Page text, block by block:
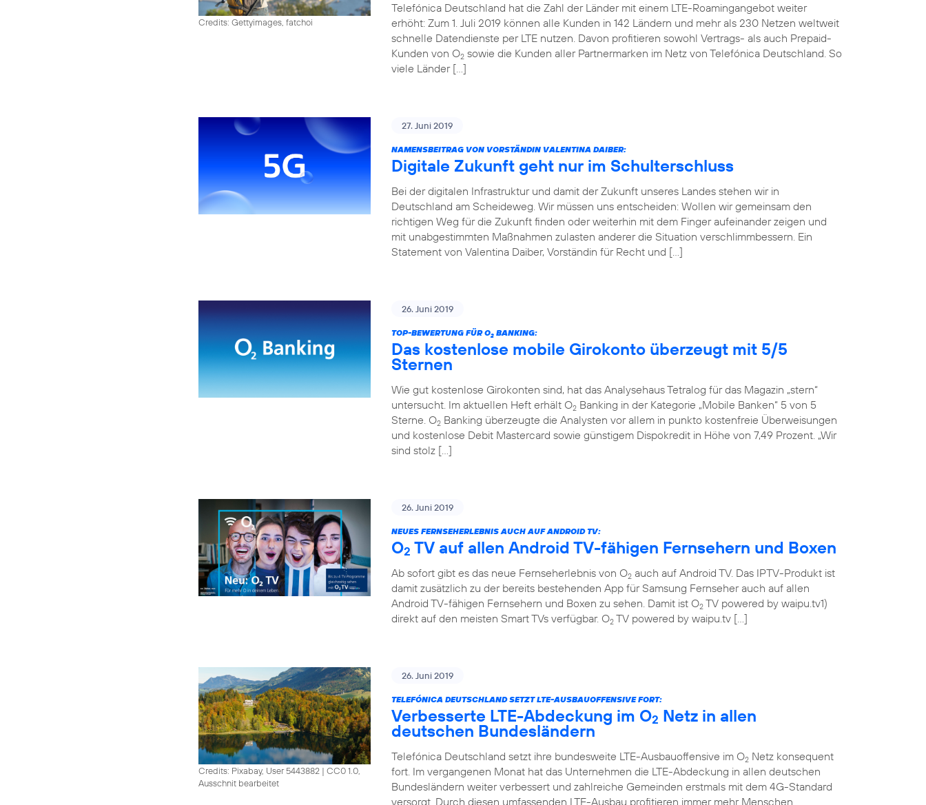
Credits: Gettyimages, fatchoi
Telefónica Deutschland hat die Zahl der Länder mit einem LTE-Roamingangebot weiter
erhöht: Zum 1. Juli 2019 können alle Kunden in 142 Ländern und mehr als 230 Netzen weltweit
schnelle Datendienste per LTE nutzen. Davon profitieren sowohl Vertrags- als auch Prepaid-
Kunden von O2 sowie die Kunden aller Partnermarken im Netz von Telefónica Deutschland. So
viele Länder […]
27. Juni 2019
NAMENSBEITRAG VON VORSTÄNDIN VALENTINA DAIBER:
Digitale Zukunft geht nur im Schulterschluss
Bei der digitalen Infrastruktur und damit der Zukunft unseres Landes stehen wir in
Deutschland am Scheideweg. Wir müssen uns entscheiden: Wollen wir gemeinsam den
richtigen Weg für die Zukunft finden oder weiterhin mit dem Finger aufeinander zeigen und
mit unabgestimmten Maßnahmen zulasten anderer die Situation verschlimmbessern. Ein
Statement von Valentina Daiber, Vorständin für Recht und […]
26. Juni 2019
TOP-BEWERTUNG FÜR O2 BANKING:
Das kostenlose mobile Girokonto überzeugt mit 5/5
Sternen
Wie gut kostenlose Girokonten sind, hat das Analysehaus Tetralog für das Magazin „stern“
untersucht. Im aktuellen Heft erhält O2 Banking in der Kategorie „Mobile Banken“ 5 von 5
Sterne. O2 Banking überzeugte die Analysten vor allem in punkto kostenfreie Überweisungen
und kostenlose Debit Mastercard sowie günstigem Dispokredit in Höhe von 7,49 Prozent. „Wir
sind stolz […]
26. Juni 2019
NEUES FERNSEHERLEBNIS AUCH AUF ANDROID TV:
O2 TV auf allen Android TV-fähigen Fernsehern und Boxen
Ab sofort gibt es das neue Fernseherlebnis von O2 auch auf Android TV. Das IPTV-Produkt ist
damit zusätzlich zu der bereits bestehenden App für Samsung Fernseher auch auf allen
Android TV-fähigen Fernsehern und Boxen zu sehen. Damit ist O2 TV powered by waipu.tv1)
direkt auf den meisten Smart TVs verfügbar. O2 TV powered by waipu.tv […]
Credits: Pixabay, User 5443882 | CC0 1.0,
Ausschnit bearbeitet
26. Juni 2019
TELEFÓNICA DEUTSCHLAND SETZT LTE-AUSBAUOFFENSIVE FORT:
Verbesserte LTE-Abdeckung im O2 Netz in allen
deutschen Bundesländern
Telefónica Deutschland setzt ihre bundesweite LTE-Ausbauoffensive im O2 Netz konsequent
fort. Im vergangenen Monat hat das Unternehmen die LTE-Abdeckung in allen deutschen
Bundesländern weiter verbessert und zahlreiche Gemeinden erstmals mit dem 4G-Standard
versorgt. Durch diesen umfassenden LTE-Ausbau profitieren immer mehr Menschen